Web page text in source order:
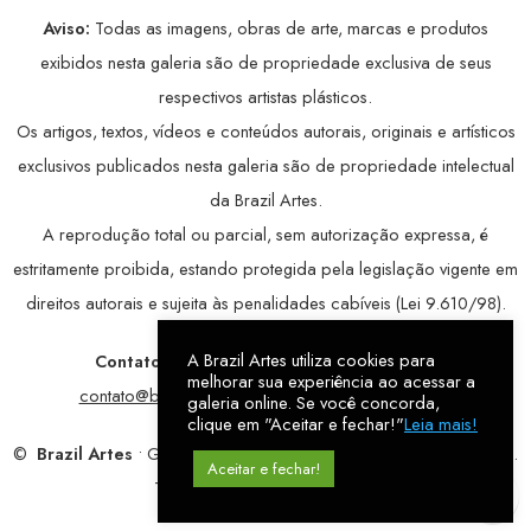
Aviso: Todas as imagens, obras de arte, marcas e produtos
exibidos nesta galeria são de propriedade exclusiva de seus
respectivos artistas plásticos.
Os artigos, textos, vídeos e conteúdos autorais, originais e artísticos
exclusivos publicados nesta galeria são de propriedade intelectual
da Brazil Artes.
A reprodução total ou parcial, sem autorização expressa, é
estritamente proibida, estando protegida pela legislação vigente em
direitos autorais e sujeita às penalidades cabíveis (Lei 9.610/98).
Contatos: WhatsApp:79 9998-1221/ E-mail:
contato@brazilartes.com/ Instagram:@brazilartes
© Brazil Artes • Galeria Online.9 anosde história (2017 – 2026).
Todos os direitos reservados!
A Brazil Artes utiliza cookies para
melhorar sua experiência ao acessar a
galeria online. Se você concorda,
clique em "Aceitar e fechar!"Leia mais!
Aceitar e fechar!